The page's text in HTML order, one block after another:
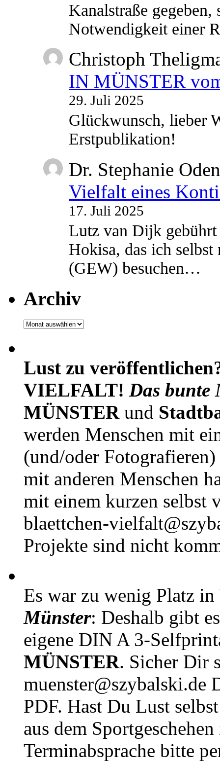
Kanalstraße
Notwendigkeit einer
Christoph
IN MÜNSTER
29. Juli 2025
Glückwunsch, lieber
Erstpublikation!
Dr. Stephanie
Vielfalt eines
17. Juli 2025
Lutz van Dijk
Hokisa, das ich
(GEW) besuchen…
Archiv
Archiv
Lust zu
VIELFALT! Das bunte
MÜNSTERund
werden Menschen mit
(und/oder
mit anderen Menschen
mit einem kurzen selbst
blaettchen-
Projekte sind nicht
Es war zu wenig Platz in
Münster: Deshalb gibt
eigene DIN A 3-
MÜNSTER. Sicher Dir
muenster@szybalski.de
PDF. Hast Du Lust
aus dem
Terminabsprache bitte